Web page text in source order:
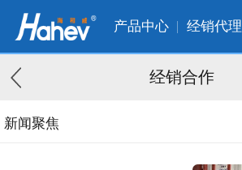
产品中心 经销代理
经销合作
新闻聚焦